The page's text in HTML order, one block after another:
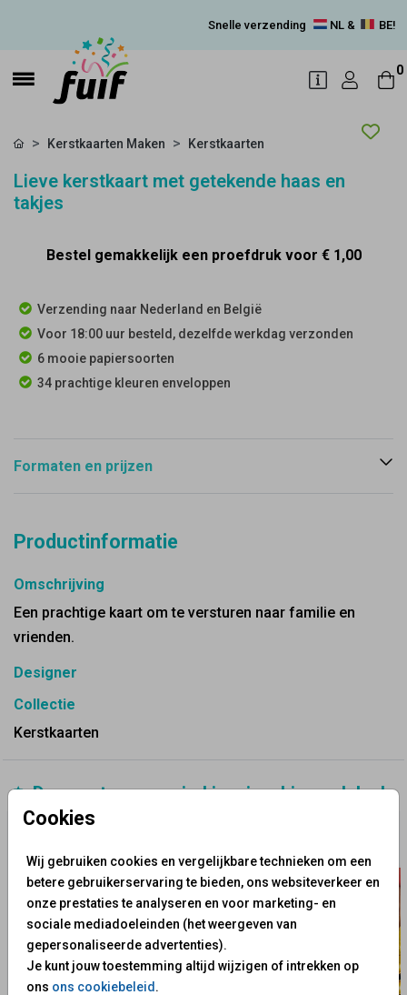
Snelle verzending NL & BE!
0
Cookies
Wij gebruiken cookies en vergelijkbare technieken om een
betere gebruikerservaring te bieden, ons websiteverkeer en
onze prestaties te analyseren en voor marketing- en
sociale mediadoeleinden (het weergeven van
gepersonaliseerde advertenties).
Je kunt jouw toestemming altijd wijzigen of intrekken op
ons ons cookiebeleid.
Kerstkaarten Maken Kerstkaarten
Lieve kerstkaart met getekende haas en
takjes
Bestel gemakkelijk een proefdruk voor € 1,00
Verzending naar Nederland en België
Voor 18:00 uur besteld, dezelfde werkdag verzonden
6 mooie papiersoorten
34 prachtige kleuren enveloppen
Formaten en prijzen
Productinformatie
Omschrijving
Een prachtige kaart om te versturen naar familie en
vrienden.
Designer
Collectie
Kerstkaarten
✨ Deze ontwerpen vind je misschien ook leuk